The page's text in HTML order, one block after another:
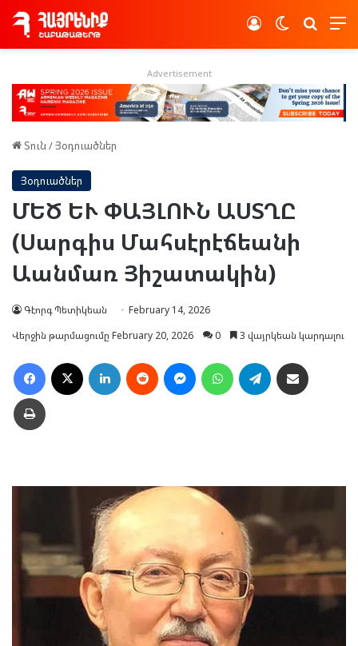
Switch skin
Log In
Advertisement
Տուն /Յօդուածներ
Յօդուածներ
ՄԵԾ ԵՒ ՓԱՅԼՈՒՆ ԱՍՏՂԸ
(Սարգիս Մահսէրէճեանի
Աանմառ Յիշատակին)
Գէորգ Պետիկեան
February 14, 2026
Վերջին թարմացումը February 20, 2026
0 3 վայրկեան կարդալու
Facebook LinkedIn Reddit MessengerWhatsAppTelegram
Տպել